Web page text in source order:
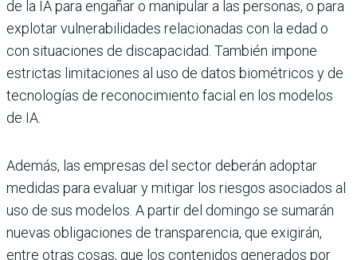
de la IA para engañar o manipular a las personas, o para
explotar vulnerabilidades relacionadas con la edad o
con situaciones de discapacidad. También impone
estrictas limitaciones al uso de datos biométricos y de
tecnologías de reconocimiento facial en los modelos
de IA.
Además, las empresas del sector deberán adoptar
medidas para evaluar y mitigar los riesgos asociados al
uso de sus modelos. A partir del domingo se sumarán
nuevas obligaciones de transparencia, que exigirán,
entre otras cosas, que los contenidos generados por